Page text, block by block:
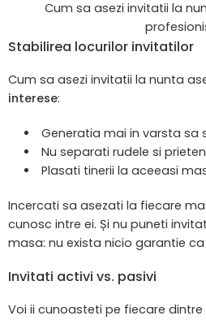
Cum sa asezi invitatii la
Stabilirea locurilor invitatilor
Cum sa asezi invitatii la nunta
interese:
Generatia mai in varsta sa
Nu separati rudele si
Plasati tinerii la aceeasi
Incercati sa asezati la fiecare
cunosc intre ei. Și nu puneti
masa: nu exista nicio garantie
Invitati activi vs. pasivi
Voi ii cunoasteti pe fiecare dintre